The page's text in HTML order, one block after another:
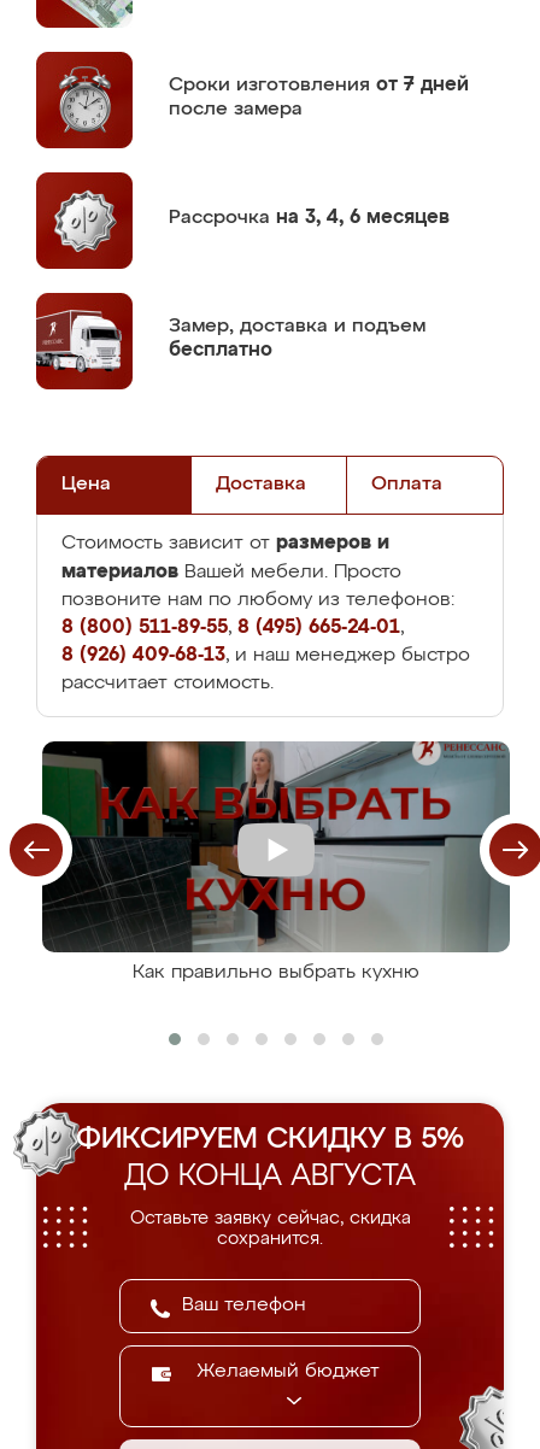
Сроки изготовления от 7 дней
после замера
Рассрочка на 3, 4, 6 месяцев
Замер, доставка и подъем
бесплатно
Цена Доставка Оплата
Стоимость зависит от размеров и
материалов Вашей мебели. Просто
позвоните нам по любому из телефонов:
8 (800) 511-89-55, 8 (495) 665-24-01,
8 (926) 409-68-13, и наш менеджер быстро
рассчитает стоимость.
Как правильно выбрать кухню
ФИКСИРУЕМ СКИДКУ В 5%
ДО КОНЦА АВГУСТА
Оставьте заявку сейчас, скидка
сохранится.
Желаемый бюджет